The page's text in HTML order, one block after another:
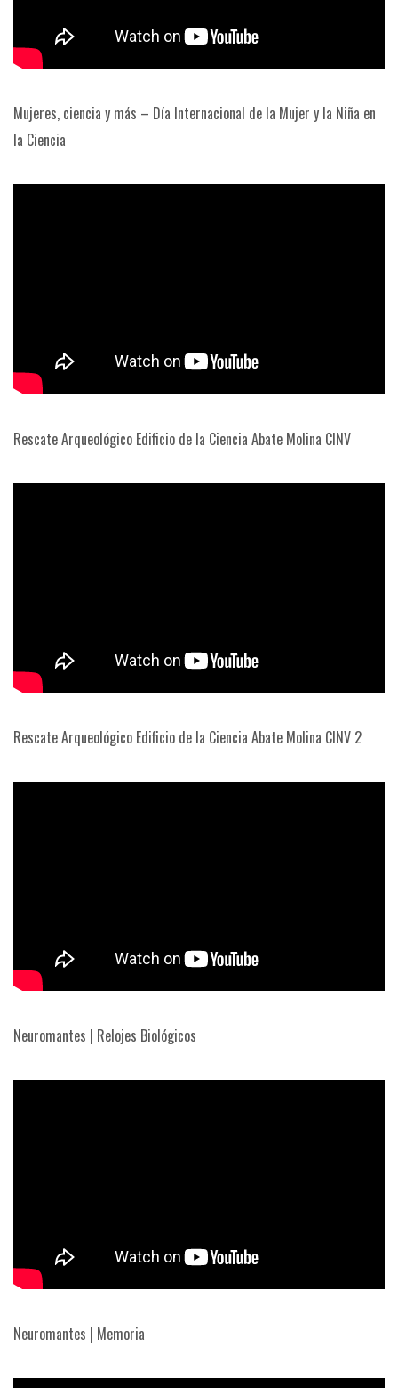
Mujeres, ciencia y más – Día Internacional de la Mujer y la Niña en
la Ciencia
Rescate Arqueológico Edificio de la Ciencia Abate Molina CINV
Rescate Arqueológico Edificio de la Ciencia Abate Molina CINV 2
Neuromantes | Relojes Biológicos
Neuromantes | Memoria